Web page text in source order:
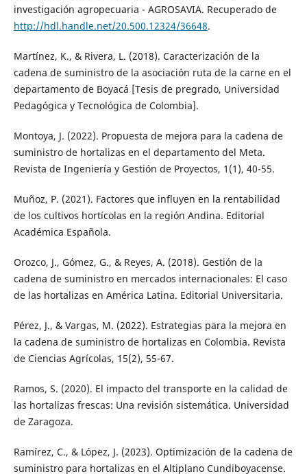
investigación agropecuaria - AGROSAVIA. Recuperado de
http://hdl.handle.net/20.500.12324/36648.
Martínez, K., & Rivera, L. (2018). Caracterización de la
cadena de suministro de la asociación ruta de la carne en el
departamento de Boyacá [Tesis de pregrado, Universidad
Pedagógica y Tecnológica de Colombia].
Montoya, J. (2022). Propuesta de mejora para la cadena de
suministro de hortalizas en el departamento del Meta.
Revista de Ingeniería y Gestión de Proyectos, 1(1), 40-55.
Muñoz, P. (2021). Factores que influyen en la rentabilidad
de los cultivos hortícolas en la región Andina. Editorial
Académica Española.
Orozco, J., Gómez, G., & Reyes, A. (2018). Gestión de la
cadena de suministro en mercados internacionales: El caso
de las hortalizas en América Latina. Editorial Universitaria.
Pérez, J., & Vargas, M. (2022). Estrategias para la mejora en
la cadena de suministro de hortalizas en Colombia. Revista
de Ciencias Agrícolas, 15(2), 55-67.
Ramos, S. (2020). El impacto del transporte en la calidad de
las hortalizas frescas: Una revisión sistemática. Universidad
de Zaragoza.
Ramírez, C., & López, J. (2023). Optimización de la cadena de
suministro para hortalizas en el Altiplano Cundiboyacense.